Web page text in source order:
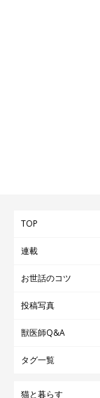
TOP
連載
お世話のコツ
投稿写真
獣医師Q&A
タグ一覧
猫と暮らす